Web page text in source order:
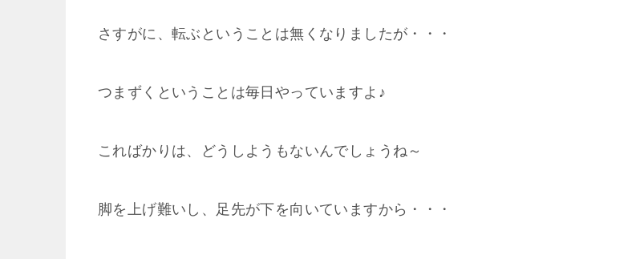
さすがに、転ぶということは無くなりましたが・・・
つまずくということは毎日やっていますよ♪
こればかりは、どうしようもないんでしょうね～
脚を上げ難いし、足先が下を向いていますから・・・